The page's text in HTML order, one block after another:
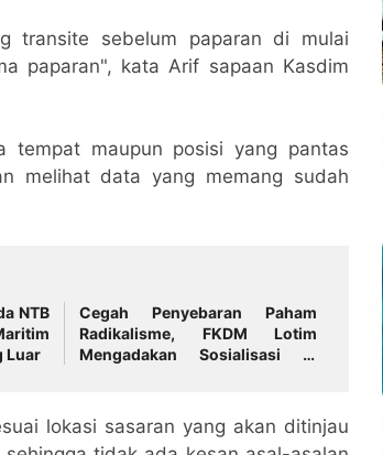
transite sebelum paparan di mulai
paparan", kata Arif sapaan Kasdim
tempat maupun posisi yang pantas
melihat data yang memang sudah
NTB
Luar
Cegah Penyebaran Paham
Radikalisme, FKDM Lotim
Mengadakan Sosialisasi di
lokasi sasaran yang akan ditinjau